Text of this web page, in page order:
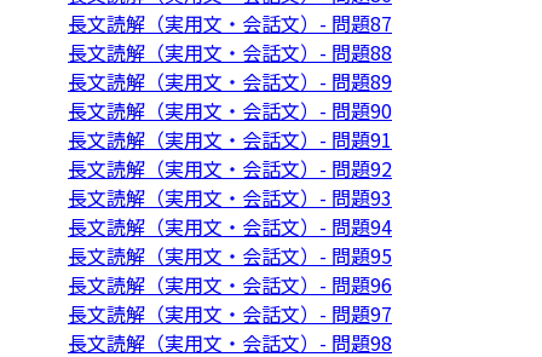
長文読解（実用文・会話文）- 問題87
長文読解（実用文・会話文）- 問題88
長文読解（実用文・会話文）- 問題89
長文読解（実用文・会話文）- 問題90
長文読解（実用文・会話文）- 問題91
長文読解（実用文・会話文）- 問題92
長文読解（実用文・会話文）- 問題93
長文読解（実用文・会話文）- 問題94
長文読解（実用文・会話文）- 問題95
長文読解（実用文・会話文）- 問題96
長文読解（実用文・会話文）- 問題97
長文読解（実用文・会話文）- 問題98